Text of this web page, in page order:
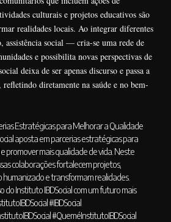
culturais e projetos educativos são
realidades locais. Ao integrar diferentes
assistência social — cria-se uma rede de
e possibilita novas perspectivas de
deixa de ser apenas discurso e passa a
refletindo diretamente na saúde e no bem-
Estratégicas para Melhorar a Qualidade
aposta em parcerias estratégicas para
promover mais qualidade de vida. Neste
colaborações fortalecem projetos,
e transformam realidades.
do Instituto IBDSocial com um futuro mais
#IBDSocial
#QueméInstitutoIBDSocial